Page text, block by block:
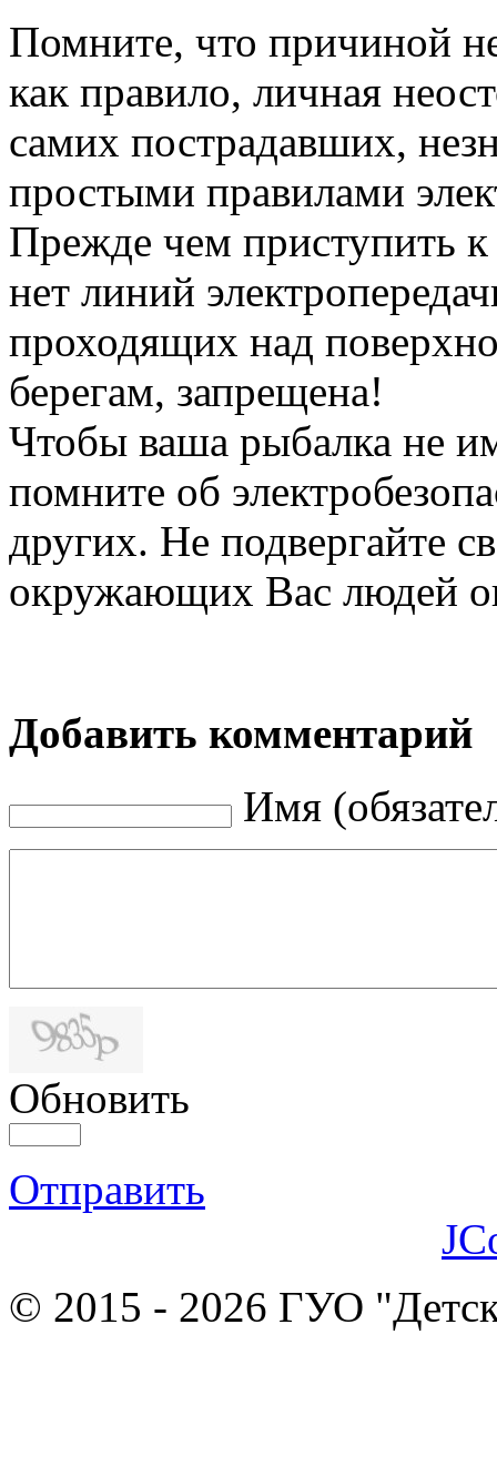
Помните, что причиной
как правило, личная
самих пострадавших,
простыми правилами
Прежде чем приступить к
нет линий
проходящих над
берегам, запрещена!
Чтобы ваша рыбалка не
помните об
других. Не подвергайте
окружающих Вас людей
Добавить комментарий
Имя
Обновить
Отправить
© 2015 - 2026 ГУО